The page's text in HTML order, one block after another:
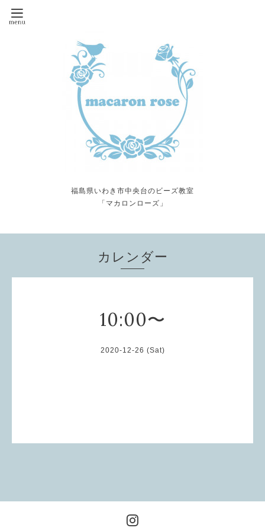
福島県いわき市中央台のビーズ教室
「マカロンローズ」
カレンダー
10:00〜
2020-12-26 (Sat)